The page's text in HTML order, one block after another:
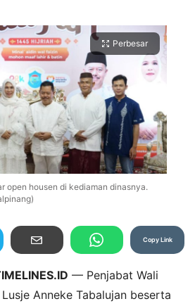
Perbesar
open housen di kediaman dinasnya.
Copy Link
— Penjabat Wali
Anneke Tabalujan beserta